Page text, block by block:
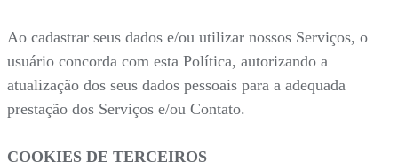
Ao cadastrar seus dados e/ou utilizar nossos Serviços, o
usuário concorda com esta Política, autorizando a
atualização dos seus dados pessoais para a adequada
prestação dos Serviços e/ou Contato.
COOKIES DE TERCEIROS